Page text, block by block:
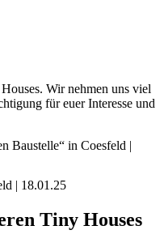
Wir nehmen uns viel
für euer Interesse und
Baustelle“ in Coesfeld |
| 18.01.25
Tiny Houses